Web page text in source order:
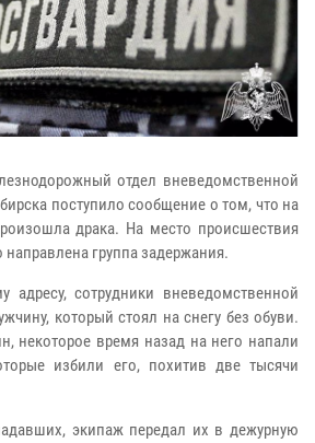
отдел вневедомственной
поступило сообщение о том, что на
драка. На место происшествия
группа задержания.
адресу, сотрудники вневедомственной
который стоял на снегу без обуви.
некоторое время назад на него напали
избили его, похитив две тысячи
экипаж передал их в дежурную